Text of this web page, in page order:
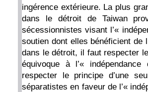
ingérence extérieure. La plus
dans le détroit de Taiwan
sécessionnistes visant l’«
soutien dont elles bénéficient de
dans le détroit, il faut respecter
équivoque à l’«
respecter le principe d’une
séparatistes en faveur de l’«